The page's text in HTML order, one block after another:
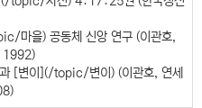
마을) 공동체 신앙 연구 (이관호,
1992)
[변이](/topic/변이) (이관호, 연세